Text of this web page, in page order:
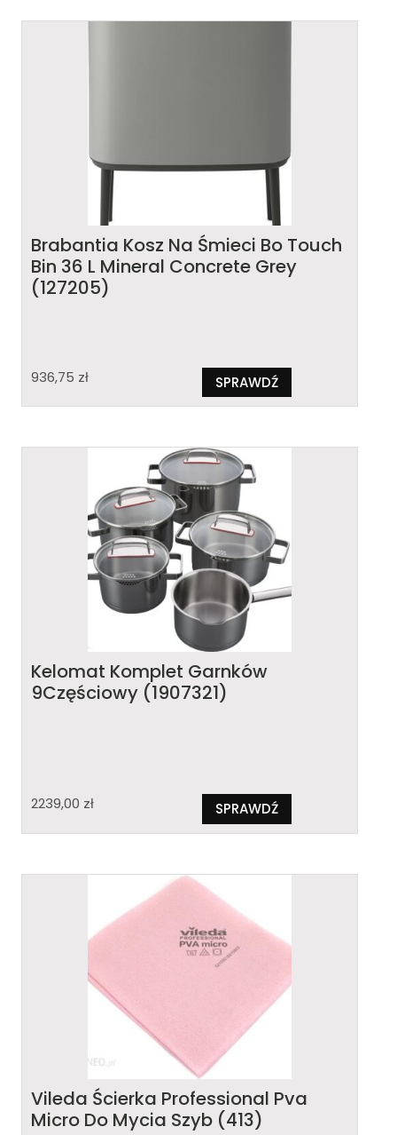
Brabantia Kosz Na Śmieci Bo Touch
Bin 36 L Mineral Concrete Grey
(127205)
936,75 zł SPRAWDŹ
Kelomat Komplet Garnków
9Częściowy (1907321)
2239,00 zł SPRAWDŹ
Vileda Ścierka Professional Pva
Micro Do Mycia Szyb (413)